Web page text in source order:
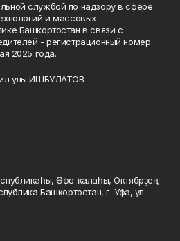
службой по надзору в сфере
и массовых
Башкортостан в связи с
- регистрационный номер
2025 года.
улы ИШБУЛАТОВ
Өфө ҡалаһы, Октябрҙең
Башкортостан, г. Уфа, ул.